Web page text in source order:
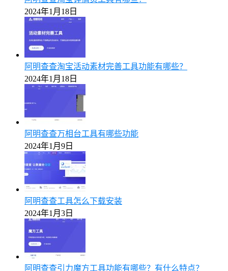
2024年1月18日
阿明查查淘宝活动素材完善工具功能有哪些？
2024年1月18日
阿明查查万相台工具有哪些功能
2024年1月9日
阿明查查工具怎么下载安装
2024年1月3日
阿明查查引力魔方工具功能有哪些？有什么特点？